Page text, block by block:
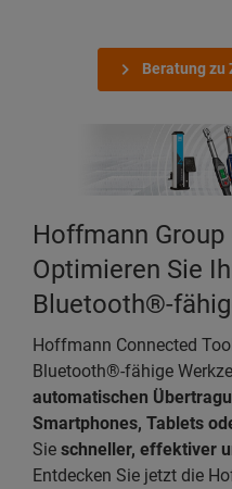
Beratung zu
Hoffmann
Optimieren Sie
Bluetooth®-
Hoffmann Connected
Bluetooth®-fähige
automatischen
Smartphones, Tablets
Sie schneller, effektiver
Entdecken Sie jetzt die